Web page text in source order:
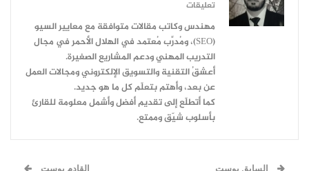
تعليقات
مهندس وكاتب مقالات متوافقة مع معايير السيو
(SEO)، ومُدرِّب مُعتمد في الهلال الأحمر في مجال
التدريب المهني ودعم المشاريع الصغيرة.
أعشقُ التقنية والتسويق الإلكتروني ومجالات العمل
عن بعد، وأهتم بتعلّم كل ما هو جديد.
كما أتطلّع إلى تقديم أفضل وأشمل معلومة للقارئ
بأسلوب شيّق وممتع.
السابق بوست القادم بوست